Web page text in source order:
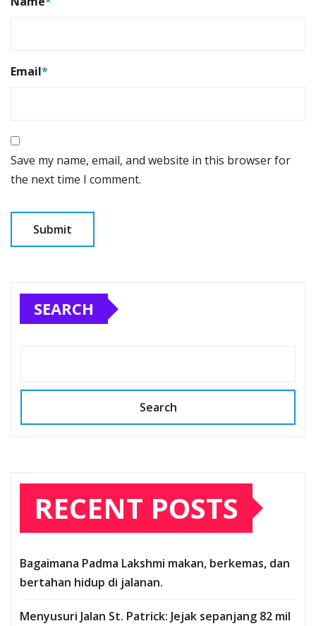
Email*
Save my name, email, and website in this browser for
the next time I comment.
SEARCH
Search
RECENT POSTS
Bagaimana Padma Lakshmi makan, berkemas, dan
bertahan hidup di jalanan.
Menyusuri Jalan St. Patrick: Jejak sepanjang 82 mil